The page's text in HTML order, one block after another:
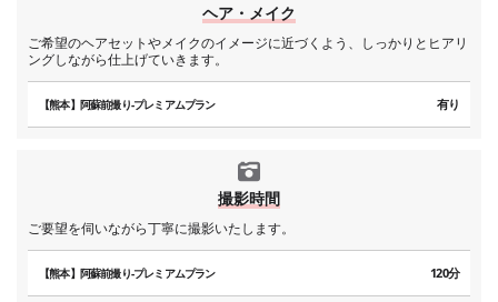
ヘア・メイク
ご希望のヘアセットやメイクのイメージに近づくよう、しっかりとヒアリ
ングしながら仕上げていきます。
【熊本】阿蘇前撮り-プレミアムプラン 有り
撮影時間
ご要望を伺いながら丁寧に撮影いたします。
【熊本】阿蘇前撮り-プレミアムプラン 120分